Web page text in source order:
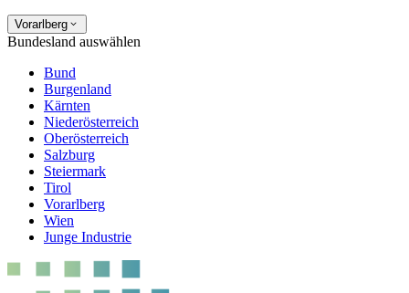
Vorarlberg
Bundesland auswählen
Bund
Burgenland
Kärnten
Niederösterreich
Oberösterreich
Salzburg
Steiermark
Tirol
Vorarlberg
Wien
Junge Industrie